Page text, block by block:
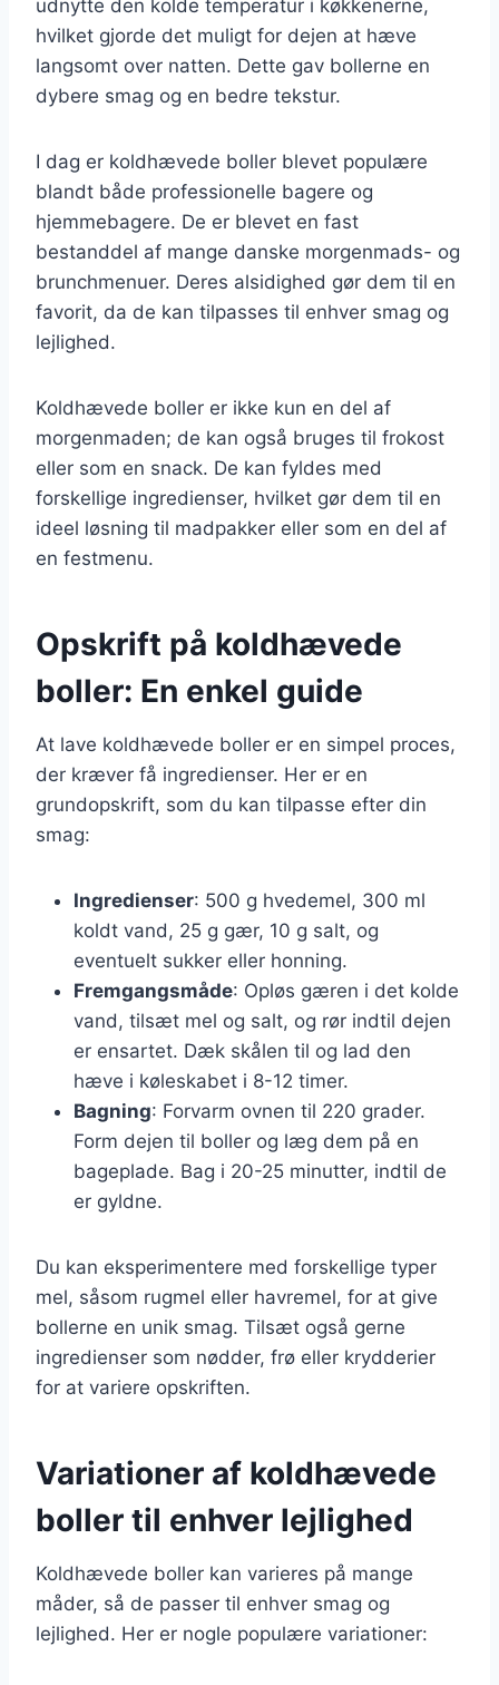
udnytte den kolde temperatur i køkkenerne,
hvilket gjorde det muligt for dejen at hæve
langsomt over natten. Dette gav bollerne en
dybere smag og en bedre tekstur.
I dag er koldhævede boller blevet populære
blandt både professionelle bagere og
hjemmebagere. De er blevet en fast
bestanddel af mange danske morgenmads- og
brunchmenuer. Deres alsidighed gør dem til en
favorit, da de kan tilpasses til enhver smag og
lejlighed.
Koldhævede boller er ikke kun en del af
morgenmaden; de kan også bruges til frokost
eller som en snack. De kan fyldes med
forskellige ingredienser, hvilket gør dem til en
ideel løsning til madpakker eller som en del af
en festmenu.
Opskrift på koldhævede
boller: En enkel guide
At lave koldhævede boller er en simpel proces,
der kræver få ingredienser. Her er en
grundopskrift, som du kan tilpasse efter din
smag:
Ingredienser: 500 g hvedemel, 300 ml
koldt vand, 25 g gær, 10 g salt, og
eventuelt sukker eller honning.
Fremgangsmåde: Opløs gæren i det kolde
vand, tilsæt mel og salt, og rør indtil dejen
er ensartet. Dæk skålen til og lad den
hæve i køleskabet i 8-12 timer.
Bagning: Forvarm ovnen til 220 grader.
Form dejen til boller og læg dem på en
bageplade. Bag i 20-25 minutter, indtil de
er gyldne.
Du kan eksperimentere med forskellige typer
mel, såsom rugmel eller havremel, for at give
bollerne en unik smag. Tilsæt også gerne
ingredienser som nødder, frø eller krydderier
for at variere opskriften.
Variationer af koldhævede
boller til enhver lejlighed
Koldhævede boller kan varieres på mange
måder, så de passer til enhver smag og
lejlighed. Her er nogle populære variationer: